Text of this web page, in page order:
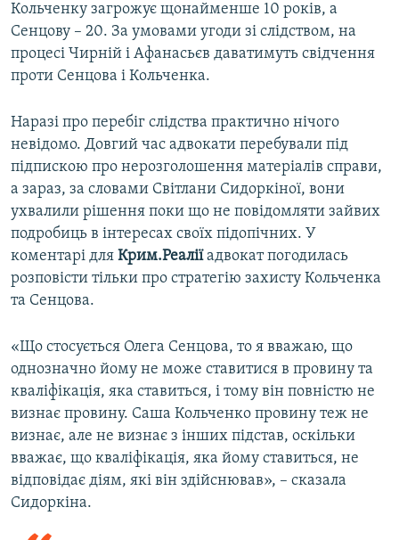
Кольченку загрожує щонайменше 10 років, а
Сенцову – 20. За умовами угоди зі слідством, на
процесі Чирній і Афанасьєв даватимуть свідчення
проти Сенцова і Кольченка.
Наразі про перебіг слідства практично нічого
невідомо. Довгий час адвокати перебували під
підпискою про нерозголошення матеріалів справи,
а зараз, за словами Світлани Сидоркіної, вони
ухвалили рішення поки що не повідомляти зайвих
подробиць в інтересах своїх підопічних. У
коментарі для Крим.Реаліїадвокат погодилась
розповісти тільки про стратегію захисту Кольченка
та Сенцова.
«Що стосується Олега Сенцова, то я вважаю, що
однозначно йому не може ставитися в провину та
кваліфікація, яка ставиться, і тому він повністю не
визнає провину. Саша Кольченко провину теж не
визнає, але не визнає з інших підстав, оскільки
вважає, що кваліфікація, яка йому ставиться, не
відповідає діям, які він здійснював», – сказала
Сидоркіна.